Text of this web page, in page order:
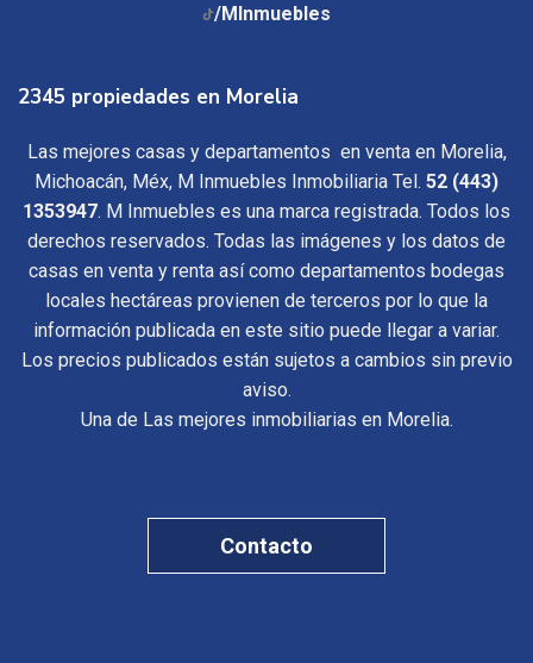
/MInmuebles
2345 propiedades en Morelia
Las mejores casas y departamentos en venta en Morelia,
Michoacán, Méx, M Inmuebles Inmobiliaria Tel. 52 (443)
1353947. M Inmuebles es una marca registrada. Todos los
derechos reservados. Todas las imágenes y los datos de
casas en venta y renta así como departamentos bodegas
locales hectáreas provienen de terceros por lo que la
información publicada en este sitio puede llegar a variar.
Los precios publicados están sujetos a cambios sin previo
aviso.
Una de Las mejores inmobiliarias en Morelia.